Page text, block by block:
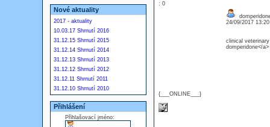
Nové aktuality
2017 - aktuality
10.03.17 Shrnutí 2016
31.12.15 Shrnutí 2015
31.12.14 Shrnutí 2014
31.12.13 Shrnutí 2013
31.12.12 Shrnutí 2012
31.12.11 Shrnutí 2011
31.12.10 Shrnutí 2010
Přihlášení
Přihlašovací jméno:
: 0
{___ONLINE___}
24/09/2017
clinical
domperidone</